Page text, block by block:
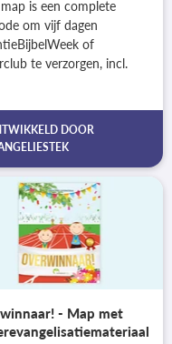
is een complete
om vijf dagen
of
te verzorgen, incl.
DOOR
- Map met